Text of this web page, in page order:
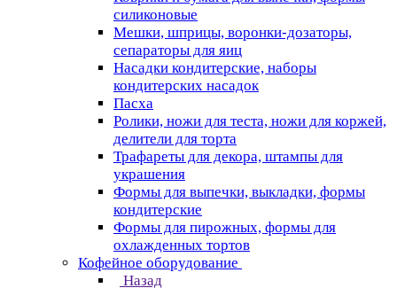
силиконовые
Мешки, шприцы, воронки-дозаторы,
сепараторы для яиц
Насадки кондитерские, наборы
кондитерских насадок
Пасха
Ролики, ножи для теста, ножи для коржей,
делители для торта
Трафареты для декора, штампы для
украшения
Формы для выпечки, выкладки, формы
кондитерские
Формы для пирожных, формы для
охлажденных тортов
Кофейное оборудование
Назад